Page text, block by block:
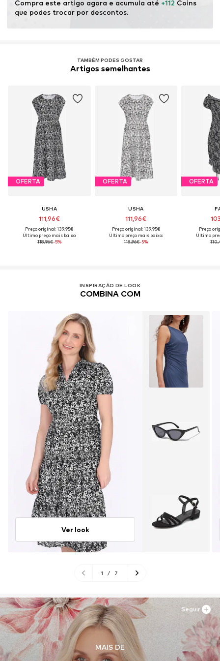
Compra este artigo agora e acumula até +112 Coins
que podes trocar por descontos.
TAMBÉM PODES GOSTAR
Artigos semelhantes
OFERTA
USHA
111,96€
Preço original: 139,95€
Último preço mais baixo:
118,96€-5%
OFERTA
USHA
111,96€
Preço original: 139,95€
Último preço mais baixo:
118,96€-5%
OFERTA
Preço
Último
INSPIRAÇÃO DE LOOK
COMBINA COM
Ver look
1 / 7
MAIS DE
Seguir